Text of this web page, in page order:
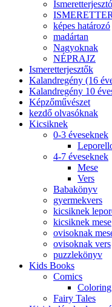
képes határozó
madártan
Nagyoknak
NÉPRAJZ
Ismeretterjesztők
Kalandregény (16
Kalandregény 10
Képzőművészet
kezdő olvasóknak
Kicsiknek
0-3 éveseknek
4-7 éveseknek
Mese
Vers
Babakönyv
gyermekvers
kicsiknek
kicsiknek mese
ovisoknak
ovisoknak vers
puzzlekönyv
Kids Books
Comics
Fairy Tales